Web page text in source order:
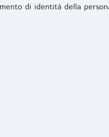
di identità della